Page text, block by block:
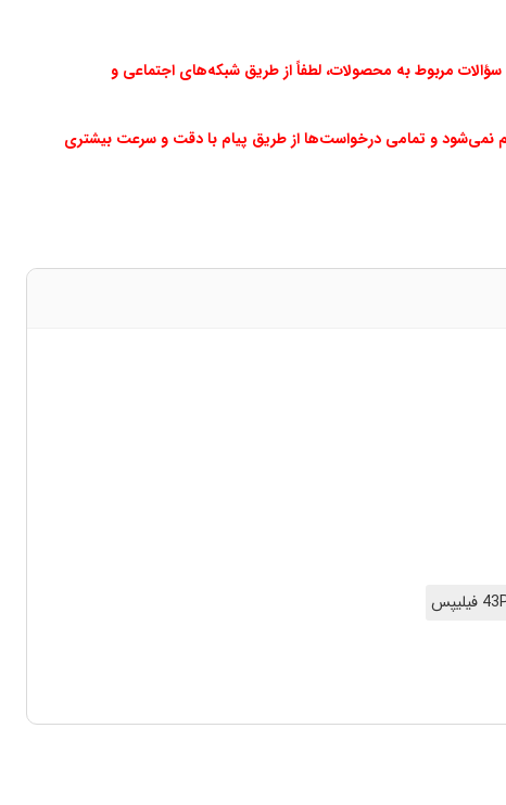
مربوط به محصولات، لطفاً از طریق شبکه‌های اجتماعی و
نمی‌شود و تمامی درخواست‌ها از طریق پیام با دقت و سرعت بیشتری